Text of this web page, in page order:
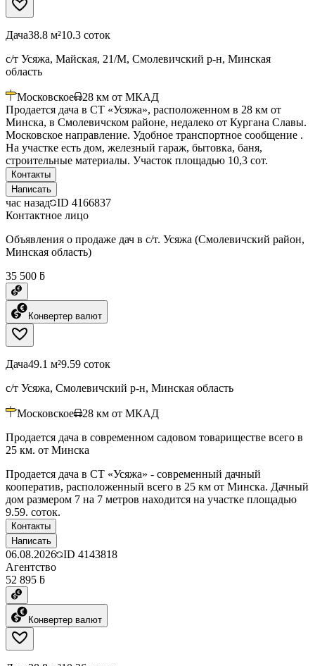
Дача38.8 м²10.3 соток
с/т Усяжа, Майская, 21/М, Смолевичский р-н, Минская
область
Московское 28 км от МКАД
Продается дача в СТ «Усяжа», расположенном в 28 км от
Минска, в Смолевичском районе, недалеко от Кургана Славы.
Московское направление. Удобное транспортное сообщение .
На участке есть дом, железный гараж, бытовка, баня,
строительные материалы. Участок площадью 10,3 сот.
Контакты
Написать
час назад ID 4166837
Контактное лицо
Объявления о продаже дач в с/т. Усяжа (Смолевичский район,
Минская область)
35 500 ƃ
Конвертер валют
Дача49.1 м²9.59 соток
с/т Усяжа, Смолевичский р-н, Минская область
Московское 28 км от МКАД
Продается дача в современном садовом товариществе всего в
25 км. от Минска
Продается дача в СТ «Усяжа» - современный дачный
кооператив, расположенный всего в 25 км от Минска. Дачный
дом размером 7 на 7 метров находится на участке площадью
9.59. соток.
Контакты
Написать
06.08.2026 ID 4143818
Агентство
52 895 ƃ
Конвертер валют